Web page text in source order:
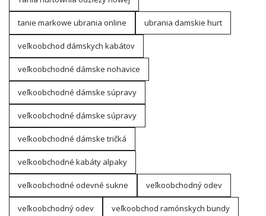
tanie markowe ubrania online ubrania damskie hurt
veľkoobchod dámskych kabátov
veľkoobchodné dámske nohavice
veľkoobchodné dámske súpravy
veľkoobchodné dámske súpravy
veľkoobchodné dámske tričká
veľkoobchodné kabáty alpaky
veľkoobchodné odevné sukne veľkoobchodný odev
veľkoobchodný odev veľkoobchod ramónskych bundy